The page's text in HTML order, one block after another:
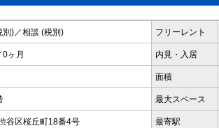
別)／相談 (税別) フリーレント
ヶ月 内見・入居
面積
最大スペース
谷区桜丘町18番4号 最寄駅